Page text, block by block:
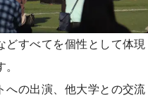
どすべてを個性として体現
への出演、他大学との交流